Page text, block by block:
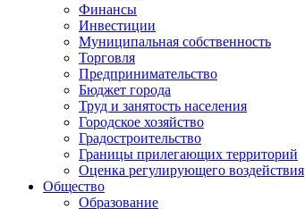
Финансы
Инвестиции
Муниципальная собственность
Торговля
Предпринимательство
Бюджет города
Труд и занятость населения
Городское хозяйство
Градостроительство
Границы прилегающих территорий
Оценка регулирующего воздействия
Общество
Образование